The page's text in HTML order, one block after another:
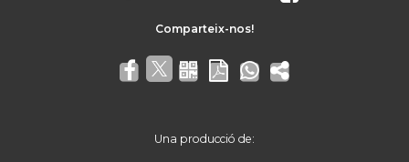
Una producció de: